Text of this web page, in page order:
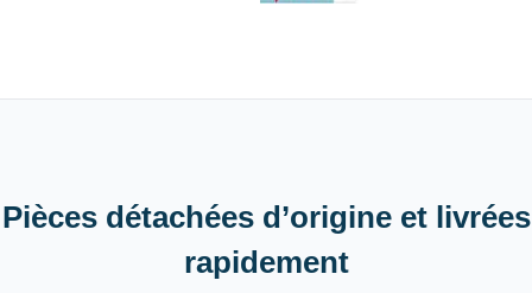
Pièces détachées d’origine et livrées
rapidement